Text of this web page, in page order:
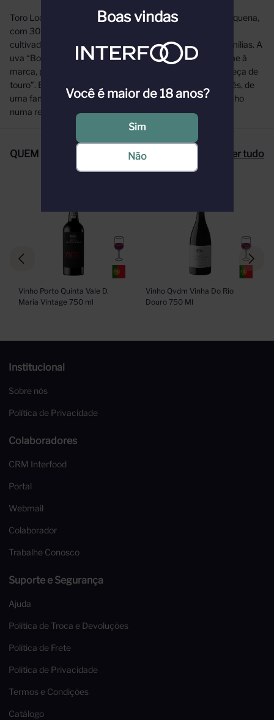
Toro Loco nasceu há alguns anos, no território de Utiel-Requena,
com 30.000 hectares, dos quais 10.000 hectares são
cultivados e colhidos principalmente à mão por 3.000 famílias. A
uva “Bobal” é a mais comum na região e essa uva dá nome à
marca, porque “Bobal” em espanhol antigo significa “cabeça de
touro”. E “Loco” é o que dizem os locais quando um francês, de
uma família de enólogos de Bordeaux, decide criar um vinho
numa região secreta de Espanha.
QUEM COMPROU, COMPROU TAMBÉM Ver tudo
Vinho Porto Quinta Vale D.
Maria Vintage 750 ml
Vinho Qvdm Vinha Do Rio
Douro 750 Ml
Institucional
Sobre nós
Política de Privacidade
Colaboradores
CRM Interfood
Portal
Webmail
Colaborador
Trabalhe Conosco
Suporte e Segurança
Ajuda
Política de Troca e Devoluções
Política de Frete
Política de Privacidade
Termos e Condições
Catálogo
Boas vindas
Você é maior de 18 anos?
Sim
Não